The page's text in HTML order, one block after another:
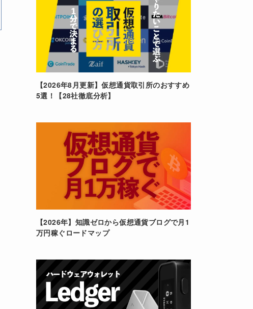
【2026年8月更新】仮想通貨取引所のおすすめ
5選！【28社徹底分析】
【2026年】知識ゼロから仮想通貨ブログで月1
万円稼ぐロードマップ